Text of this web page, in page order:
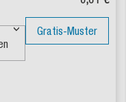
Gratis-Muster